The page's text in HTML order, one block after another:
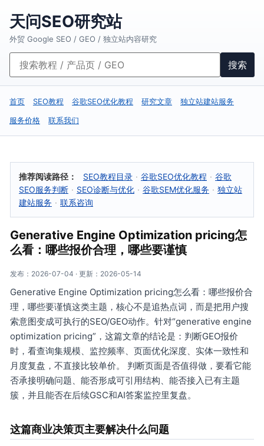
天问SEO研究站
外贸 Google SEO / GEO / 独立站内容研究
搜索
首页 SEO教程 谷歌SEO优化教程 研究文章
独立站建站服务
服务价格
联系我们
推荐阅读路径： SEO教程目录 · 谷歌SEO优化教程 · 谷歌
SEO服务判断 · SEO诊断与优化 · 谷歌SEM优化服务 · 独立站
建站服务 · 联系咨询
Generative Engine Optimization pricing怎
么看：哪些报价合理，哪些要谨慎
发布：2026-07-04 · 更新：2026-05-14
Generative Engine Optimization pricing怎么看：哪些报价合
理，哪些要谨慎这类主题，核心不是追热点词，而是把用户搜
索意图变成可执行的SEO/GEO动作。针对“generative engine
optimization pricing”，这篇文章的结论是：判断GEO报价
时，看查询集规模、监控频率、页面优化深度、实体一致性和
月度复盘，不直接比较单价。 判断页面是否值得做，要看它能
否承接明确问题、能否形成可引用结构、能否接入已有主题
簇，并且能否在后续GSC和AI答案监控里复盘。
这篇商业决策页主要解决什么问题